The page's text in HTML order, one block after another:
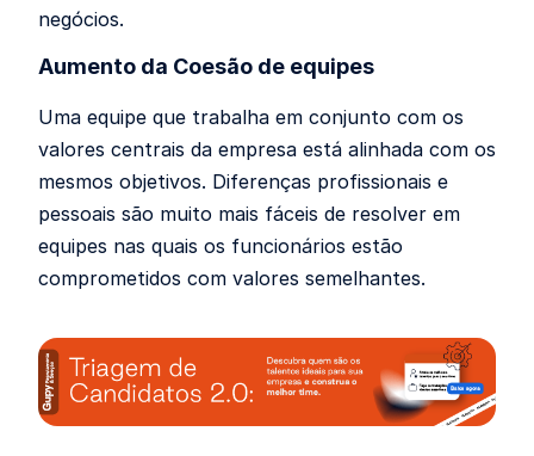
negócios.
Aumento da Coesão de equipes
Uma equipe que trabalha em conjunto com os
valores centrais da empresa está alinhada com os
mesmos objetivos. Diferenças profissionais e
pessoais são muito mais fáceis de resolver em
equipes nas quais os funcionários estão
comprometidos com valores semelhantes.